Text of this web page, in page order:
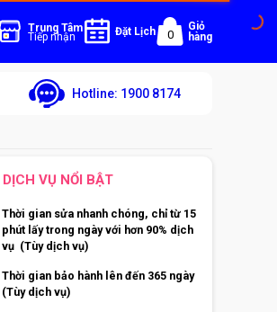
Trung Tâm
Tiếp nhận Đặt Lịch 0
Giỏ
hàng
Hotline: 1900 8174
DỊCH VỤ NỔI BẬT
Thời gian sửa nhanh chóng, chỉ từ 15
phút lấy trong ngày với hơn 90% dịch
vụ (Tùy dịch vụ)
Thời gian bảo hành lên đến 365 ngày
(Tùy dịch vụ)